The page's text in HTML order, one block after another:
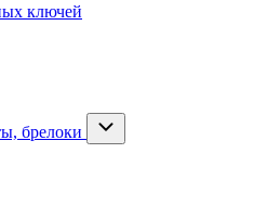
ключей
брелоки